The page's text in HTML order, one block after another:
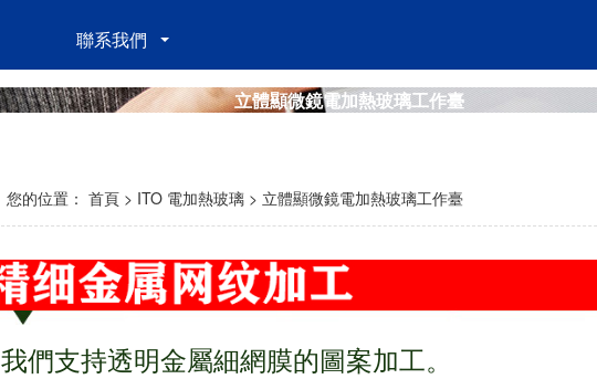
聯系我們
立體顯微鏡電加熱玻璃工作臺
您的位置： 首頁 > ITO 電加熱玻璃 > 立體顯微鏡電加熱玻璃工作臺
我們支持透明金屬細網膜的圖案加工。